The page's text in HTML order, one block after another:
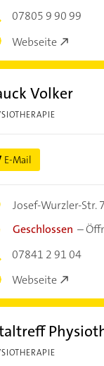
07805 9 90 99
Webseite
Volker
E-Mail
Josef-Wurzler-Str.
Geschlossen –
07841 2 91 04
Webseite